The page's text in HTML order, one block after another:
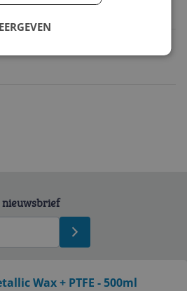
Wax + PTFE - 500ml
nieuwsbrief